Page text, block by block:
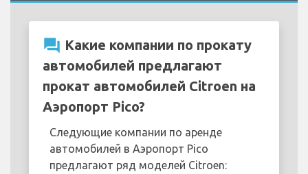
question_answer Какие компании по прокату
автомобилей предлагают
прокат автомобилей Citroen на
Аэропорт Pico?
Следующие компании по аренде
автомобилей в Аэропорт Pico
предлагают ряд моделей Citroen: